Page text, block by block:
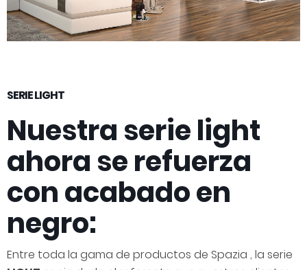
SERIE LIGHT
Nuestra serie light
ahora se refuerza
con acabado en
negro:
Entre toda la gama de productos de Spazia , la serie